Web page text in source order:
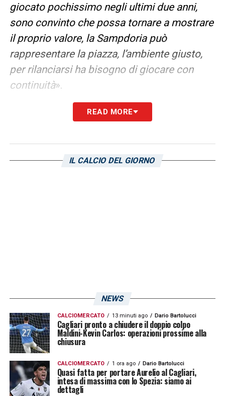
giocato pochissimo negli ultimi due anni,
sono convinto che possa tornare a mostrare
il proprio valore, la Sampdoria può
rappresentare la piazza, l’ambiente giusto,
per rilanciarsi ha bisogno di giocare con
continuità».
LA PLAYLIST DELLE NOSTRE TOP NEWS
READ MORE
IL CALCIO DEL GIORNO
NEWS
CALCIOMERCATO 13 minuti ago Dario Bartolucci
Cagliari pronto a chiudere il doppio colpo
Maldini-Kevin Carlos: operazioni prossime alla
chiusura
CALCIOMERCATO 1 ora ago Dario Bartolucci
Quasi fatta per portare Aurelio al Cagliari,
intesa di massima con lo Spezia: siamo ai
dettagli